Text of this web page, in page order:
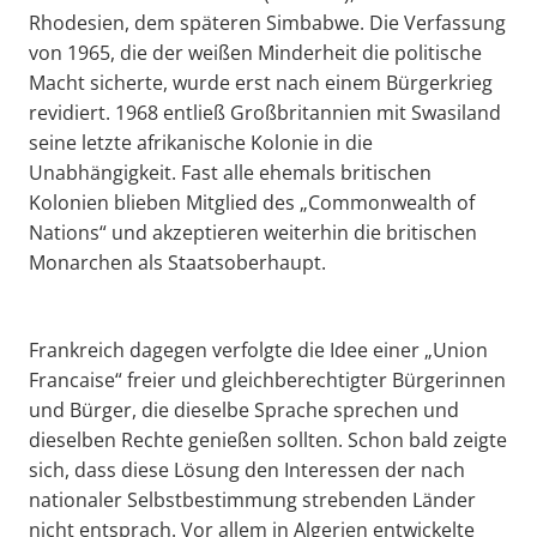
Rhodesien, dem späteren Simbabwe. Die Verfassung
von 1965, die der weißen Minderheit die politische
Macht sicherte, wurde erst nach einem Bürgerkrieg
revidiert. 1968 entließ Großbritannien mit Swasiland
seine letzte afrikanische Kolonie in die
Unabhängigkeit. Fast alle ehemals britischen
Kolonien blieben Mitglied des „Commonwealth of
Nations“ und akzeptieren weiterhin die britischen
Monarchen als Staatsoberhaupt.
Frankreich dagegen verfolgte die Idee einer „Union
Francaise“ freier und gleichberechtigter Bürgerinnen
und Bürger, die dieselbe Sprache sprechen und
dieselben Rechte genießen sollten. Schon bald zeigte
sich, dass diese Lösung den Interessen der nach
nationaler Selbstbestimmung strebenden Länder
nicht entsprach. Vor allem in Algerien entwickelte